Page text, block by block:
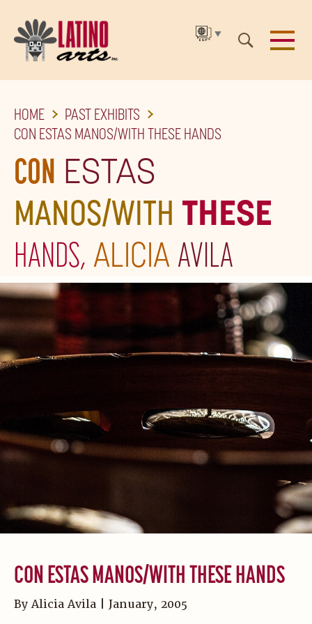
TO
THE
MAIN
CONTENT
▼
HOME
PAST EXHIBITS
CON ESTAS MANOS/WITH THESE HANDS
CON ESTAS
MANOS/WITH THESE
HANDS, ALICIAAVILA
CON ESTAS MANOS/WITH THESE HANDS
By Alicia Avila | January, 2005